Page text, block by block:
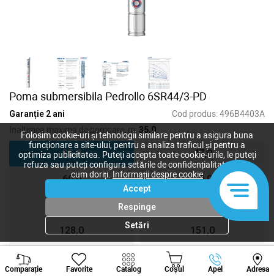
Poma submersibila Pedrollo 6SR44/3-PD
Garanție 2 ani Cod produs:496B4403A
Inaltimea maxima de pompare, m: 35,0
35,0 47,0
60,0 70,0
105,0
128,0 151,0
186,0
Comparație Favorite Catalog Coșul Apel Adresa
Viber Whatsapp
Folosim cookie-uri și tehnologii similare pentru a asigura buna
funcționare a site-ului, pentru a analiza traficul și pentru a
optimiza publicitatea. Puteți accepta toate cookie-urile, le puteți
refuza sau puteți configura setările de confidențialitate după
cum doriți.
Informații despre cookie
Accept
Respinge
Setări